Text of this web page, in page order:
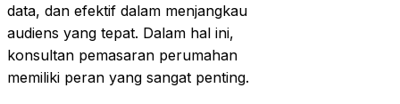
data, dan efektif dalam menjangkau
audiens yang tepat. Dalam hal ini,
konsultan pemasaran perumahan
memiliki peran yang sangat penting.